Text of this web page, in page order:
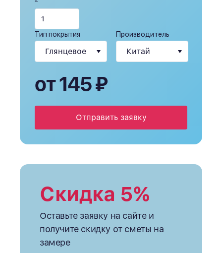
Тип покрытия Производитель
от 145 ₽
Отправить заявку
Скидка 5%
Оставьте заявку на сайте и
получите скидку от сметы на
замере